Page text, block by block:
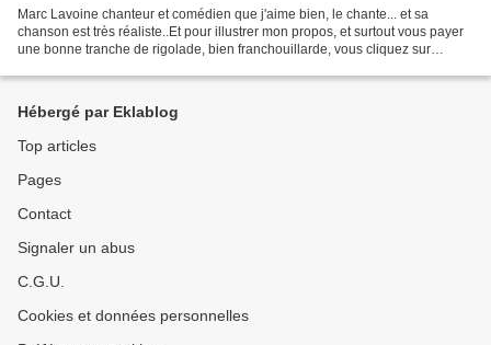
Marc Lavoine chanteur et comédien que j'aime bien, le chante... et sa
chanson est très réaliste..Et pour illustrer mon propos, et surtout vous payer
une bonne tranche de rigolade, bien franchouillarde, vous cliquez sur
Hébergé par Eklablog
Top articles
Pages
Contact
Signaler un abus
C.G.U.
Cookies et données personnelles